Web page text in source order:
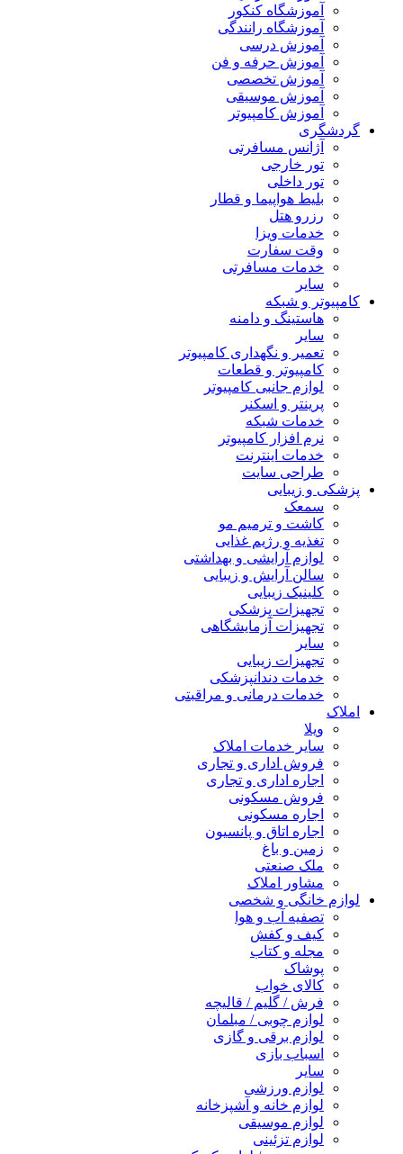
آموزشگاه کنکور
آموزشگاه رانندگی
آموزش درسی
آموزش حرفه و فن
آموزش تخصصی
آموزش موسیقی
آموزش کامپیوتر
گردشگری
آژانس مسافرتی
تور خارجی
تور داخلی
بلیط هواپیما و قطار
رزرو هتل
خدمات ویزا
وقت سفارت
خدمات مسافرتی
سایر
کامپیوتر و شبکه
هاستینگ و دامنه
سایر
تعمیر و نگهداری کامپیوتر
کامپیوتر و قطعات
لوازم جانبی کامپیوتر
پرینتر و اسکنر
خدمات شبکه
نرم افزار کامپیوتر
خدمات اینترنت
طراحی سایت
پزشکی و زیبایی
سمعک
کاشت و ترمیم مو
تغذیه و رژیم غذایی
لوازم آرایشی و بهداشتی
سالن آرایش و زیبایی
کلینیک زیبایی
تجهیزات پزشکی
تجهیزات آزمایشگاهی
سایر
تجهیزات زیبایی
خدمات دندانپزشکی
خدمات درمانی و مراقبتی
املاک
ویلا
سایر خدمات املاک
فروش اداری و تجاری
اجاره اداری و تجاری
فروش مسکونی
اجاره مسکونی
اجاره اتاق و پانسیون
زمین و باغ
ملک صنعتی
مشاور املاک
لوازم خانگی و شخصی
تصفیه آب و هوا
کیف و کفش
مجله و کتاب
پوشاک
کالای خواب
فرش / گلیم / قالیچه
لوازم چوبی / مبلمان
لوازم برقی و گازی
اسباب بازی
سایر
لوازم ورزشی
لوازم خانه و آشپزخانه
لوازم موسیقی
لوازم تزئینی